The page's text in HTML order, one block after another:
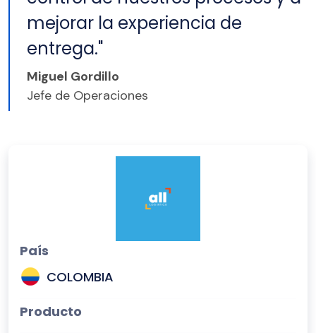
mejorar la experiencia de
entrega."
Miguel Gordillo
Jefe de Operaciones
País
COLOMBIA
Producto